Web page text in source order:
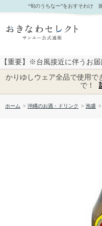
菊之露酒造 菊之露ブラウン｜おきなわ
“旬のうちなー”をおすそわけ
【重要】※台風接近に伴うお
かりゆしウェア全品で使用で
で！
ホーム > 沖縄のお酒・ドリンク > 泡盛 >